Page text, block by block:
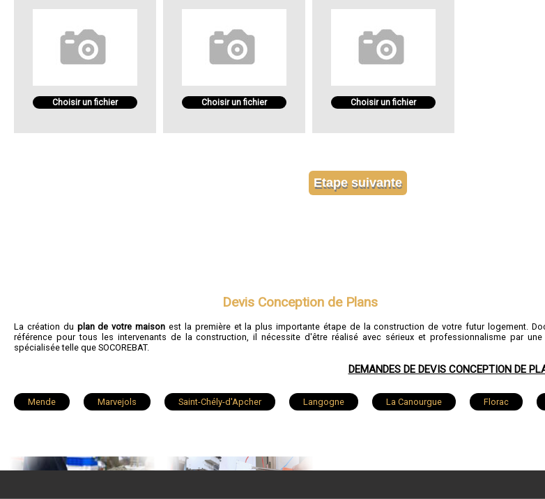
Choisir un fichier Choisir un fichier Choisir un fichier
Devis Conception de Plans
La création du plan de votre maison est la première et la plus importante étape de la construction de votre futur logement.
référence pour tous les intervenants de la construction, il nécessite d'être réalisé avec sérieux et professionnalisme par une
spécialisée telle que SOCOREBAT.
DEMANDES DE DEVIS CONCEPTION DE
Mende Marvejols Saint-Chély-d'Apcher Langogne La Canourgue Florac
Ispagnac Rieutort-de-Randon Le Collet-de-Dèze